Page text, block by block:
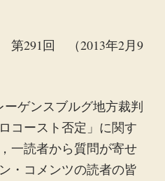
第291回 （2013年2月9
ーゲンスブルグ地方裁判
コースト否定」に関す
一読者から質問が寄せ
・コメンツの読者の皆